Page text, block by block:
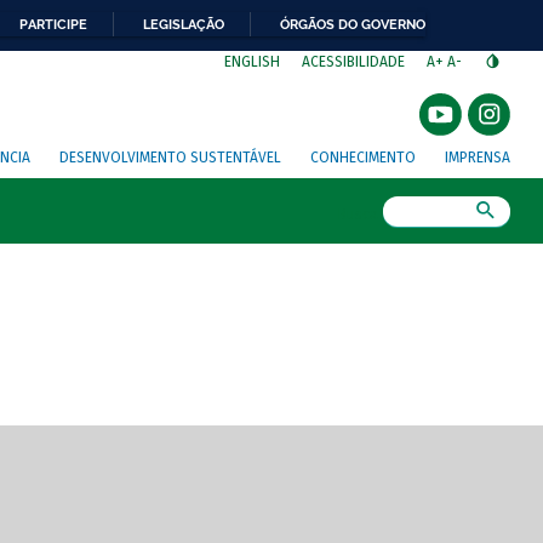
PARTICIPE LEGISLAÇÃO ÓRGÃOS DO GOVERNO
ENGLISH ACESSIBILIDADE A+ A-
DESENVOLVIMENTO SUSTENTÁVEL CONHECIMENTO IMPRENSA
de tela